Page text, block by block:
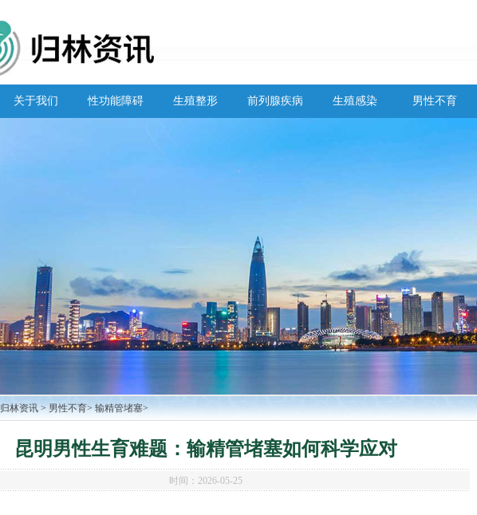
关于我们 性功能障碍 生殖整形 前列腺疾病 生殖感染 男性不育
归林资讯>男性不育>输精管堵塞>
昆明男性生育难题：输精管堵塞如何科学应对
时间：2026-05-25